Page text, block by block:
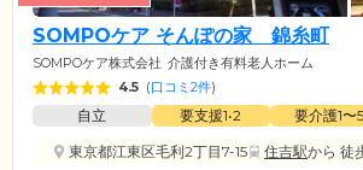
SOMPOケア そんぽの家 錦糸町
SOMPOケア株式会社 介護付き有料老人ホーム
4.5 (口コミ2件)
自立 要支援1•2 要介護1〜5
東京都江東区毛利2丁目7-15
住吉駅から 徒